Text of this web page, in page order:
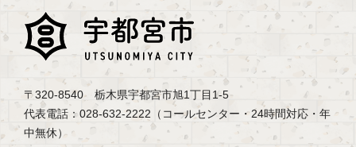
〒320-8540 栃木県宇都宮市旭1丁目1-5
代表電話：028-632-2222（コールセンター・24時間対応・年
中無休）